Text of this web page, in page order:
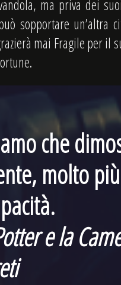
ma priva dei
sopportare un’altra
mai Fragile per il
che
molto
e la